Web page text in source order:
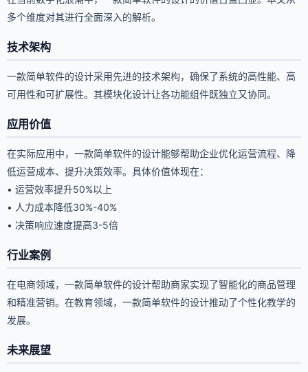
多个维度对其进行全面深入的解析。
技术架构
一款简单软件的设计采用先进的技术架构，确保了系统的高性能、高
可用性和可扩展性。其模块化设计让各功能组件既独立又协同。
应用价值
在实际应用中，一款简单软件的设计能够帮助企业优化运营流程、降
低运营成本、提升决策效率。具体价值体现在：
• 运营效率提升50%以上
• 人力成本降低30%-40%
• 决策响应速度提高3-5倍
行业案例
在电商领域，一款简单软件的设计帮助商家实现了智能化的商品管理
和精准营销。在教育领域，一款简单软件的设计推动了个性化教学的
发展。
未来展望